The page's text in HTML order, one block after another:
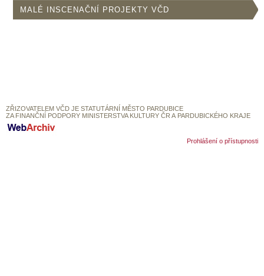
SOUBOR
MALÉ INSCENAČNÍ PROJEKTY VČD
ZŘIZOVATELEM VČD JE STATUTÁRNÍ MĚSTO PARDUBICE
ZA FINANČNÍ PODPORY MINISTERSTVA KULTURY ČR A PARDUBICKÉHO KRAJE
Prohlášení o přístupnosti